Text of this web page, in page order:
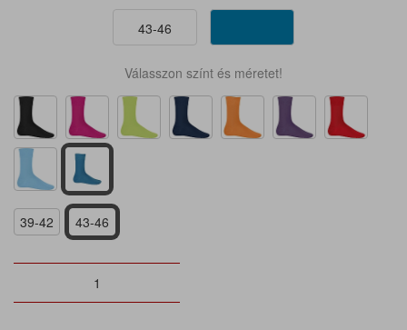
43-46
Válasszon színt és méretet!
39-42 43-46